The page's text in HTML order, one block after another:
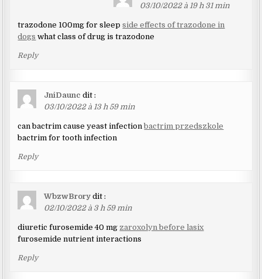
les
commentaires
03/10/2022 à 19 h 31 min
trazodone 100mg for sleepside effects of trazodone in
dogs what class of drug is trazodone
Reply
JniDaunc dit :
03/10/2022 à 13 h 59 min
can bactrim cause yeast infectionbactrim przedszkole
bactrim for tooth infection
Reply
WbzwBrory dit :
02/10/2022 à 3 h 59 min
diuretic furosemide 40 mg zaroxolyn before lasix
furosemide nutrient interactions
Reply